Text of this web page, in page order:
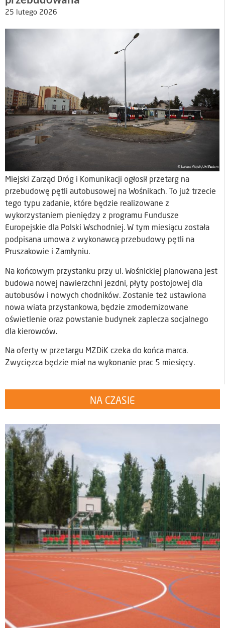
25 lutego 2026
Miejski Zarząd Dróg i Komunikacji ogłosił przetarg na
przebudowę pętli autobusowej na Wośnikach. To już trzecie
tego typu zadanie, które będzie realizowane z
wykorzystaniem pieniędzy z programu Fundusze
Europejskie dla Polski Wschodniej. W tym miesiącu została
podpisana umowa z wykonawcą przebudowy pętli na
Pruszakowie i Zamłyniu.
Na końcowym przystanku przy ul. Wośnickiej planowana jest
budowa nowej nawierzchni jezdni, płyty postojowej dla
autobusów i nowych chodników. Zostanie też ustawiona
nowa wiata przystankowa, będzie zmodernizowane
oświetlenie oraz powstanie budynek zaplecza socjalnego
dla kierowców.
Na oferty w przetargu MZDiK czeka do końca marca.
Zwycięzca będzie miał na wykonanie prac 5 miesięcy.
NA CZASIE